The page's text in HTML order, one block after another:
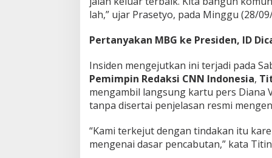
j
i
n
e
m
o
k
r
s
i
!
lah,” ujar Prasetyo, pada Minggu (28/
Pertanyakan MBG ke Presiden, ID
Insiden mengejutkan ini terjadi pada
Pemimpin Redaksi CNN Indonesia,
mengambil langsung kartu pers Diana
tanpa disertai penjelasan resmi
“Kami terkejut dengan tindakan itu
mengenai dasar pencabutan,” kata